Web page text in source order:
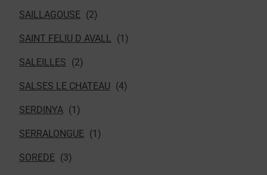
SAILLAGOUSE
SAINT FELIU D AVALL
SALEILLES
SALSES LE CHATEAU
SERDINYA
SERRALONGUE
SOREDE